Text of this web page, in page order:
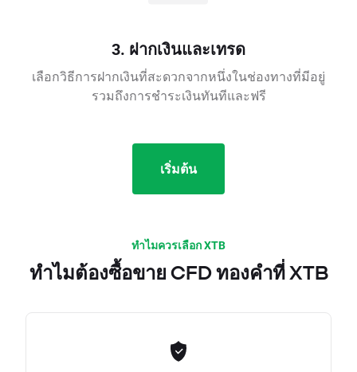
3. ฝากเงินและเทรด
เลือกวิธีการฝากเงินที่สะดวกจากหนึ่งในช่องทางที่มีอยู่
รวมถึงการชำระเงินทันทีและฟรี
เริ่มต้น
ทำไมควรเลือก XTB
ทำไมต้องซื้อขาย CFD ทองคำที่ XTB